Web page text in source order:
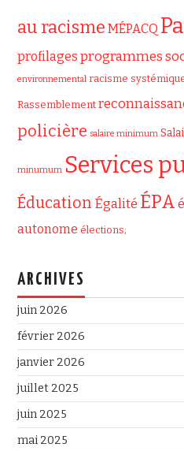
au racisme MÉPACQ
profilages programmes
environnemental racisme
Rassemblement
policière salaire minimum
minumum Services
Éducation Égalité ÉPA
autonome élections;
ARCHIVES
juin 2026
février 2026
janvier 2026
juillet 2025
juin 2025
mai 2025